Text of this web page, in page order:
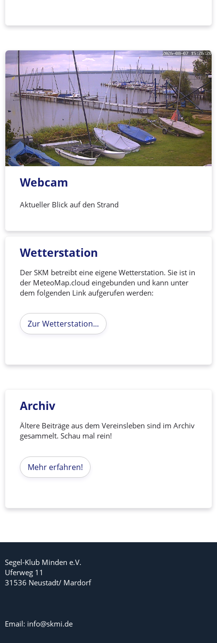
Webcam
Aktueller Blick auf den Strand
Wetterstation
Der SKM betreibt eine eigene Wetterstation. Sie ist in
der MeteoMap.cloud eingebunden und kann unter
dem folgenden Link aufgerufen werden:
Zur Wetterstation...
Archiv
Ältere Beiträge aus dem Vereinsleben sind im Archiv
gesammelt. Schau mal rein!
Mehr erfahren!
Segel-Klub Minden e.V.
Uferweg 11
31536 Neustadt/ Mardorf
Email: info@skmi.de